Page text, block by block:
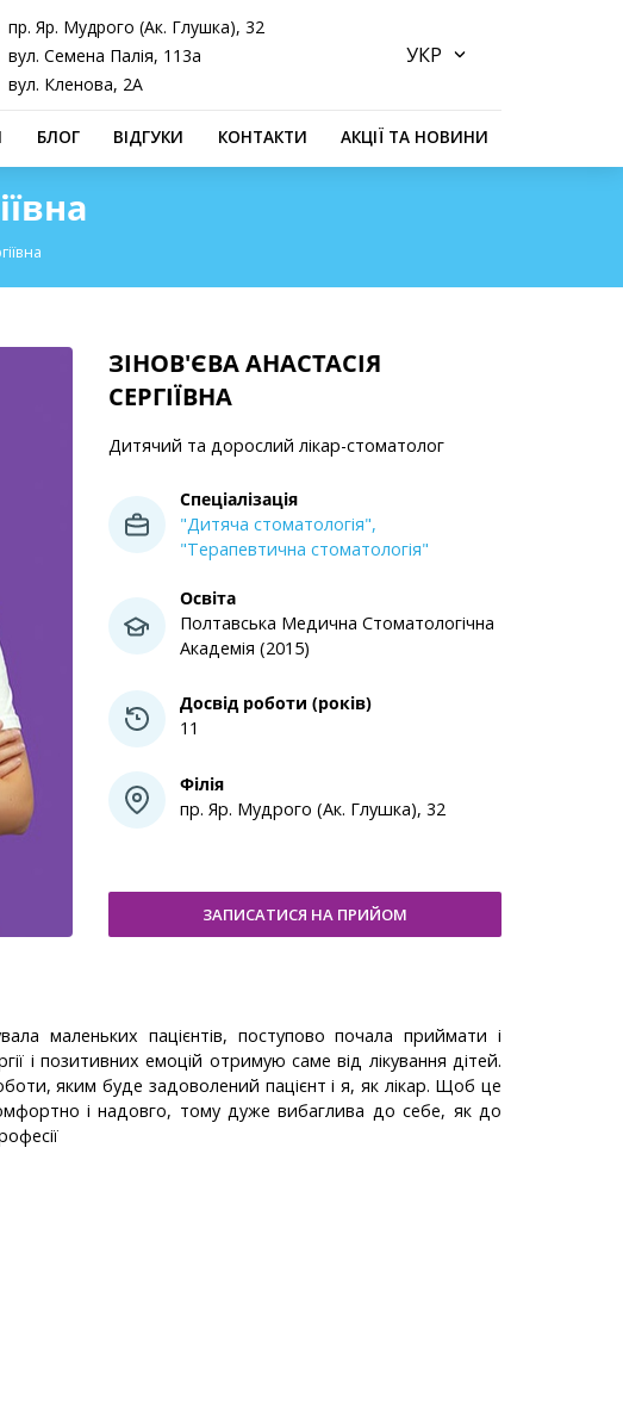
пр. Яр. Мудрого (Ак. Глушка), 32
вул. Семена Палія, 113а
вул. Кленова, 2А
БЛОГ ВІДГУКИ КОНТАКТИ АКЦІЇ ТА НОВИНИ
ЗІНОВ'ЄВА АНАСТАСІЯ
СЕРГІЇВНА
Дитячий та дорослий лікар-стоматолог
Спеціалізація
"Дитяча стоматологія",
"Терапевтична стоматологія"
Освіта
Полтавська Медична Стоматологічна
Академія (2015)
Досвід роботи (років)
11
Філія
пр. Яр. Мудрого (Ак. Глушка), 32
ЗАПИСАТИСЯ НА ПРИЙОМ
маленьких пацієнтів, поступово почала приймати і
і позитивних емоцій отримую саме від лікування дітей.
яким буде задоволений пацієнт і я, як лікар. Щоб це
і надовго, тому дуже вибаглива до себе, як до